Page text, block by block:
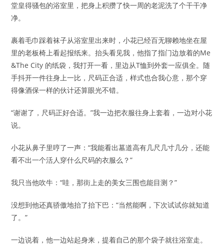
堂皇得骚包的浴室里，把身上积攒了快一周的老泥洗了个干干净
净。
裹着毛巾踩着袜子从浴室里出来时，小花已经百无聊赖地坐在屋
里的老板椅上看起报纸来。抬头看见我，他指了指门边放着的Me
&The City 的纸袋，我打开一看，里边从T恤到外套一应俱全。随
手抖开一件往身上一比，尺码正合适，样式也合我心意，那个穿
得像酒保一样的伙计还算眼光不错。
“谢谢了，尺码正好合适。”我一边把衣服往身上套着，一边对小花
说。
小花从鼻子里哼了一声：“我能看出墓道高有几尺几寸几分，还能
看不出一个活人穿什么尺码的衣服么？”
我只当他吹牛：“哇，那街上走的美女三围也能目测？”
没想到他还真骄傲地抬了抬下巴：“当然能啊，下次试试你就知道
了。”
一边说着，他一边站起身来，提着自己的那个袋子就往浴室走。